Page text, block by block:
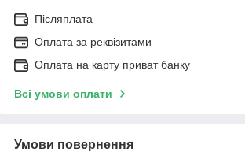
Післяплата
Оплата за реквізитами
Оплата на карту приват банку
Всі умови оплати
Умови повернення